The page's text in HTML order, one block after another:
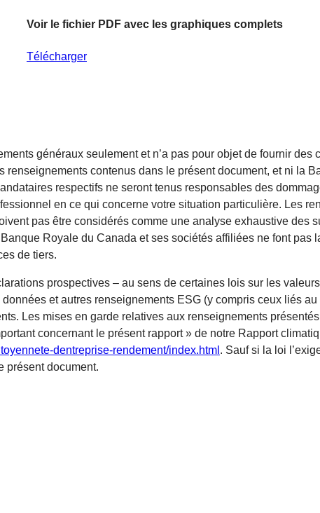
Voir le fichier PDF avec les graphiques complets
Télécharger
généraux seulement et n’a pas pour objet de fournir
renseignements contenus dans le présent document, et ni la
respectifs ne seront tenus responsables des
en ce qui concerne votre situation particulière. Les
pas être considérés comme une analyse exhaustive
Royale du Canada et ses sociétés affiliées ne font
de tiers.
prospectives – au sens de certaines lois sur les
et autres renseignements ESG (y compris ceux liés
Les mises en garde relatives aux renseignements
concernant le présent rapport » de notre Rapport
dentreprise-rendement/index.html . Sauf si la loi
présent document.